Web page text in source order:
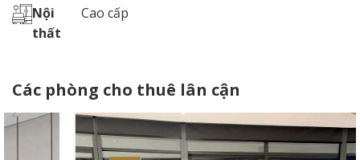
Nội
thất
Cao cấp
Các phòng cho thuê lân cận